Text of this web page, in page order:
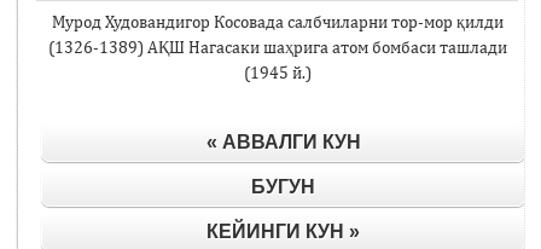
Мурод Худовандигор Косовада салбчиларни тор-мор қилди
(1326-1389) АҚШ Нагасаки шаҳрига атом бомбаси ташлади
(1945 й.)
« АВВАЛГИ КУН
БУГУН
КЕЙИНГИ КУН »